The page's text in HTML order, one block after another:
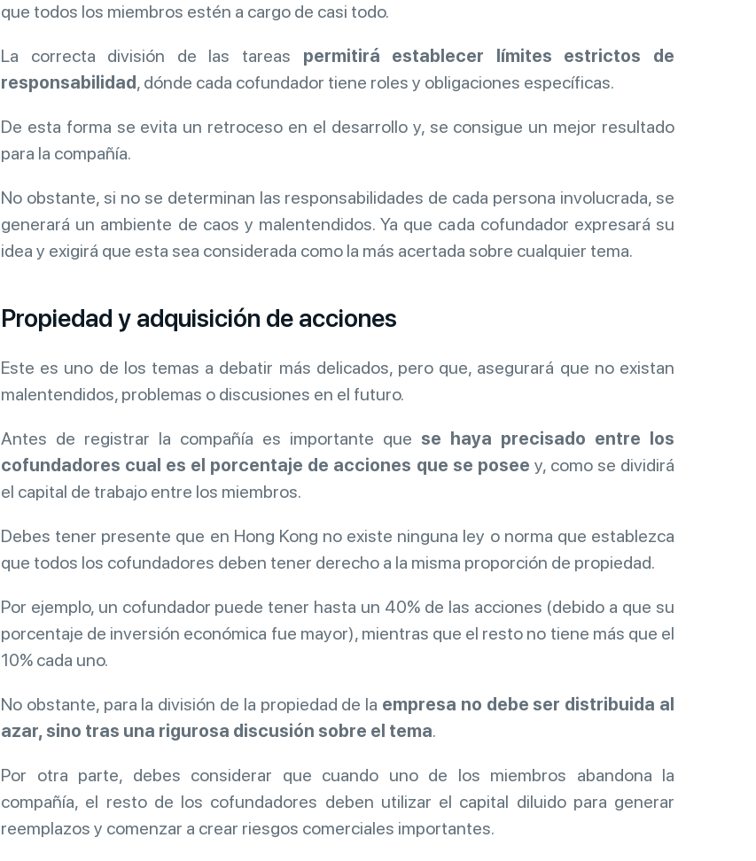
que todos los miembros estén a cargo de casi todo.
La correcta división de las tareas permitirá establecer límites estrictos de
responsabilidad, dónde cada cofundador tiene roles y obligaciones específicas.
De esta forma se evita un retroceso en el desarrollo y, se consigue un mejor resultado
para la compañía.
No obstante, si no se determinan las responsabilidades de cada persona involucrada, se
generará un ambiente de caos y malentendidos. Ya que cada cofundador expresará su
idea y exigirá que esta sea considerada como la más acertada sobre cualquier tema.
Propiedad y adquisición de acciones
Este es uno de los temas a debatir más delicados, pero que, asegurará que no existan
malentendidos, problemas o discusiones en el futuro.
Antes de registrar la compañía es importante que se haya precisado entre los
cofundadores cual es el porcentaje de acciones que se posee y, como se dividirá
el capital de trabajo entre los miembros.
Debes tener presente que en Hong Kong no existe ninguna ley o norma que establezca
que todos los cofundadores deben tener derecho a la misma proporción de propiedad.
Por ejemplo, un cofundador puede tener hasta un 40% de las acciones (debido a que su
porcentaje de inversión económica fue mayor), mientras que el resto no tiene más que el
10% cada uno.
No obstante, para la división de la propiedad de la empresa no debe ser distribuida al
azar, sino tras una rigurosa discusión sobre el tema.
Por otra parte, debes considerar que cuando uno de los miembros abandona la
compañía, el resto de los cofundadores deben utilizar el capital diluido para generar
reemplazos y comenzar a crear riesgos comerciales importantes.